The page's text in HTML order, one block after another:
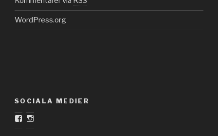
WordPress.org
SOCIALA MEDIER
Facebook